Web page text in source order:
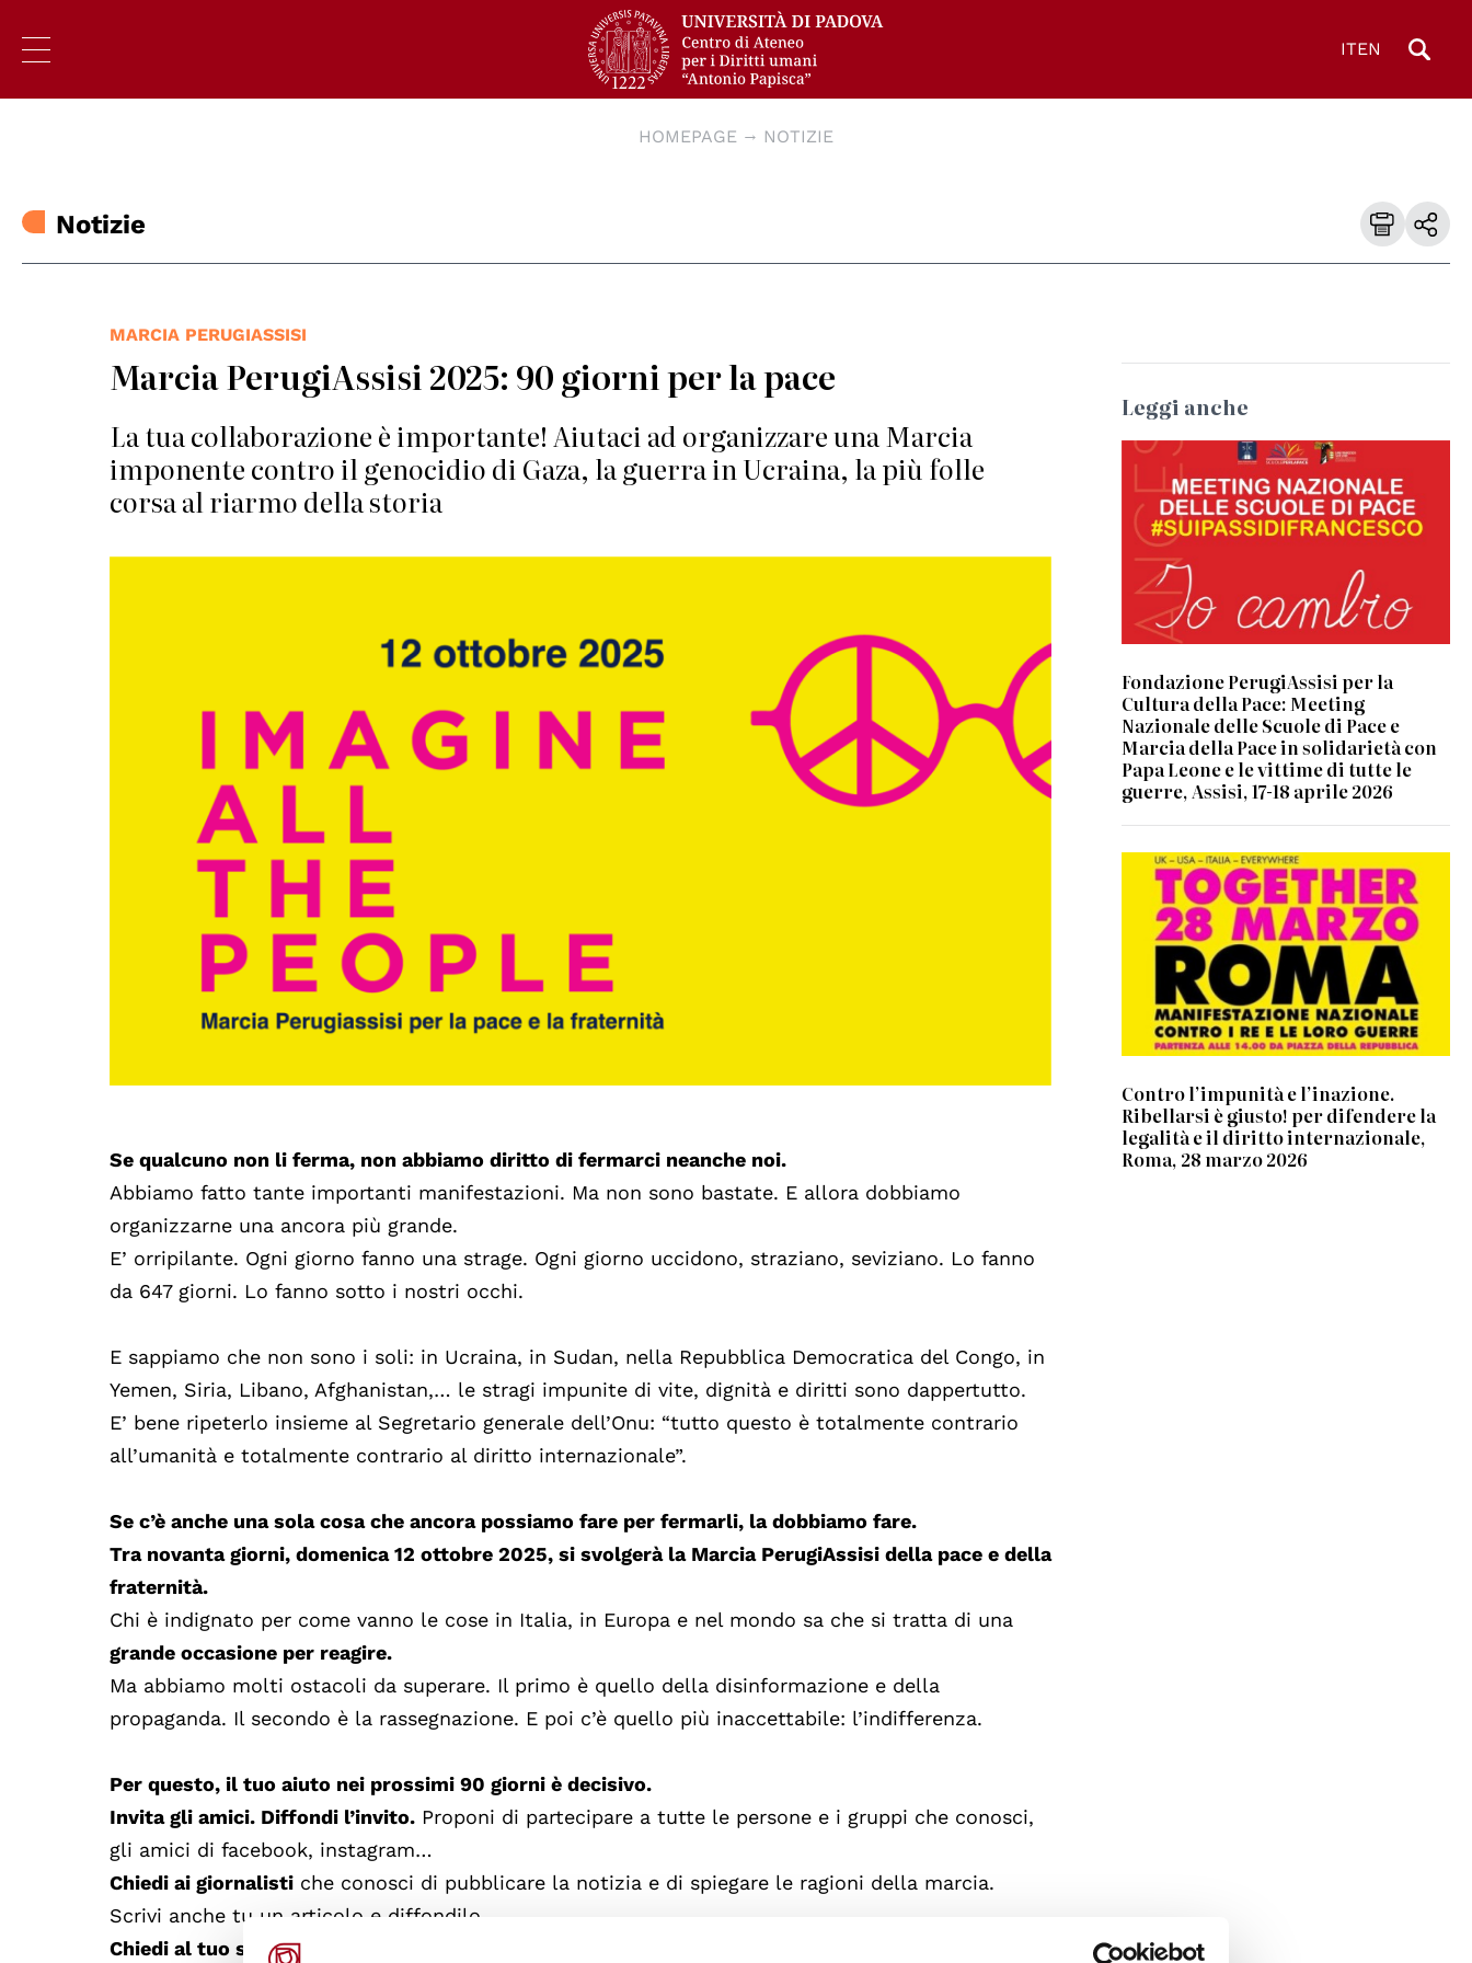
ITEN
HOMEPAGE NOTIZIE
Notizie
MARCIA PERUGIASSISI
Marcia PerugiAssisi 2025: 90 giorni per la pace
La tua collaborazione è importante! Aiutaci ad organizzare una Marcia
imponente contro il genocidio di Gaza, la guerra in Ucraina, la più folle
corsa al riarmo della storia
Se qualcuno non li ferma, non abbiamo diritto di fermarci neanche noi.
Abbiamo fatto tante importanti manifestazioni. Ma non sono bastate. E allora dobbiamo
organizzarne una ancora più grande.
E’ orripilante. Ogni giorno fanno una strage. Ogni giorno uccidono, straziano, seviziano. Lo fanno
da 647 giorni. Lo fanno sotto i nostri occhi.
E sappiamo che non sono i soli: in Ucraina, in Sudan, nella Repubblica Democratica del Congo, in
Yemen, Siria, Libano, Afghanistan,… le stragi impunite di vite, dignità e diritti sono dappertutto.
E’ bene ripeterlo insieme al Segretario generale dell’Onu: “tutto questo è totalmente contrario
all’umanità e totalmente contrario al diritto internazionale”.
Se c’è anche una sola cosa che ancora possiamo fare per fermarli, la dobbiamo fare.
Tra novanta giorni, domenica 12 ottobre 2025, si svolgerà la Marcia PerugiAssisi della pace e della
fraternità.
Chi è indignato per come vanno le cose in Italia, in Europa e nel mondo sa che si tratta di una
grande occasione per reagire.
Ma abbiamo molti ostacoli da superare. Il primo è quello della disinformazione e della
propaganda. Il secondo è la rassegnazione. E poi c’è quello più inaccettabile: l’indifferenza.
Per questo, il tuo aiuto nei prossimi 90 giorni è decisivo.
Invita gli amici. Diffondi l’invito. Proponi di partecipare a tutte le persone e i gruppi che conosci,
gli amici di facebook, instagram…
Chiedi ai giornalisti che conosci di pubblicare la notizia e di spiegare le ragioni della marcia.
Scrivi anche tu un articolo e diffondilo.
Chiedi al tuo sindaco
Leggi anche
Fondazione PerugiAssisi per la
Cultura della Pace: Meeting
Nazionale delle Scuole di Pace e
Marcia della Pace in solidarietà con
Papa Leone e le vittime di tutte le
guerre, Assisi, 17-18 aprile 2026
Contro l’impunità e l’inazione.
Ribellarsi è giusto! per difendere la
legalità e il diritto internazionale,
Roma, 28 marzo 2026